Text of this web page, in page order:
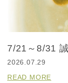
7/21～8/31
2026.07.29
READ MORE